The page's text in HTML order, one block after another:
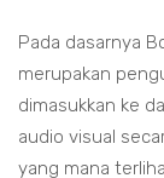
Pada dasarnya
merupakan
dimasukkan ke
audio visual
yang mana